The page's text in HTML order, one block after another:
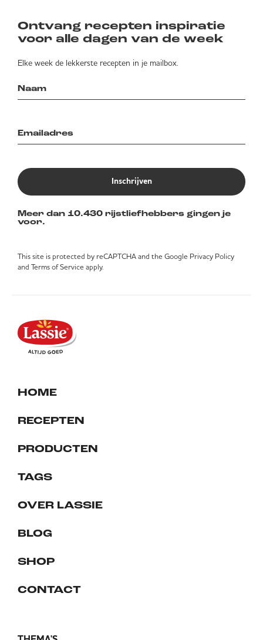
Ontvang recepten inspiratie
voor alle dagen van de week
Elke week de lekkerste recepten in je mailbox.
Inschrijven
Meer dan 10.430 rijstliefhebbers gingen je
voor.
This site is protected by reCAPTCHA and the Google Privacy Policy
and Terms of Service apply.
HOME
RECEPTEN
PRODUCTEN
TAGS
OVER LASSIE
BLOG
SHOP
CONTACT